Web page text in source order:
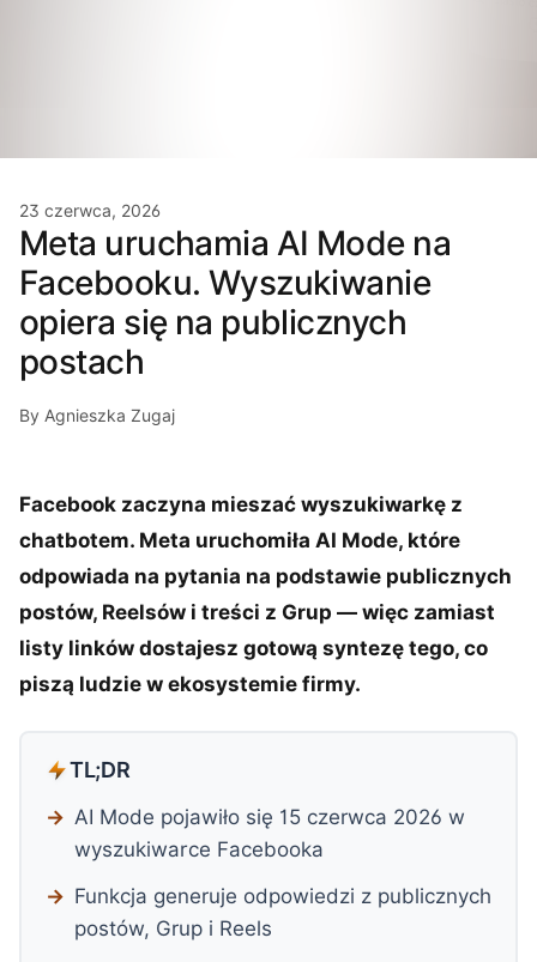
23 czerwca, 2026
Meta uruchamia AI Mode na
Facebooku. Wyszukiwanie
opiera się na publicznych
postach
By Agnieszka Zugaj
Facebook zaczyna mieszać wyszukiwarkę z
chatbotem. Meta uruchomiła AI Mode, które
odpowiada na pytania na podstawie publicznych
postów, Reelsów i treści z Grup — więc zamiast
listy linków dostajesz gotową syntezę tego, co
piszą ludzie w ekosystemie firmy.
TL;DR
AI Mode pojawiło się 15 czerwca 2026 w
wyszukiwarce Facebooka
Funkcja generuje odpowiedzi z publicznych
postów, Grup i Reels